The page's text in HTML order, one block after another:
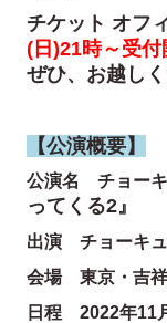
チケット オフ
(日)21時～受付
ぜひ、お越しく
【公演概要】
公演名 チョー
ってくる2』
出演 チョーキュ
会場 東京・吉
日程 2022年11